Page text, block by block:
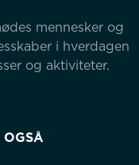
mennesker og
i hverdagen
og aktiviteter.
OGSÅ